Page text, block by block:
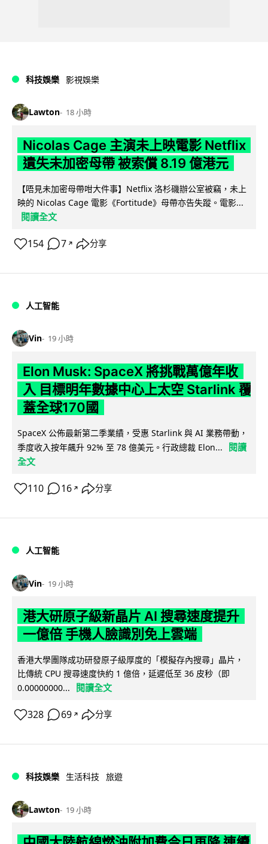
科技娛樂 影視娛樂
Lawton 18 小時
Nicolas Cage 主演未上映電影 Netflix
遺失未加密母帶 被索償 8.19 億港元
【唔見未加密母帶咁大件事】Netflix 洛杉磯辦公室被竊，未上
映的 Nicolas Cage 電影《Fortitude》母帶亦告失蹤。電影...
閱讀全文
154 7 ↗ 分享
人工智能
Vin 19 小時
Elon Musk: SpaceX 將挑戰萬億年收
入 目標明年數據中心上太空 Starlink 覆
蓋全球170國
SpaceX 公佈最新第二季業績，受惠 Starlink 與 AI 業務帶動，
季度收入按年飆升 92% 至 78 億美元。行政總裁 Elon...
閱讀
全文
110 16 ↗ 分享
人工智能
Vin 19 小時
港大研原子級新晶片 AI 搜尋速度提升
一億倍 手機人臉識別免上雲端
香港大學團隊成功研發原子級厚度的「模擬存內搜尋」晶片，
比傳統 CPU 搜尋速度快約 1 億倍，延遲低至 36 皮秒（即
0.00000000...
閱讀全文
328 69 ↗ 分享
科技娛樂 生活科技 旅遊
Lawton 19 小時